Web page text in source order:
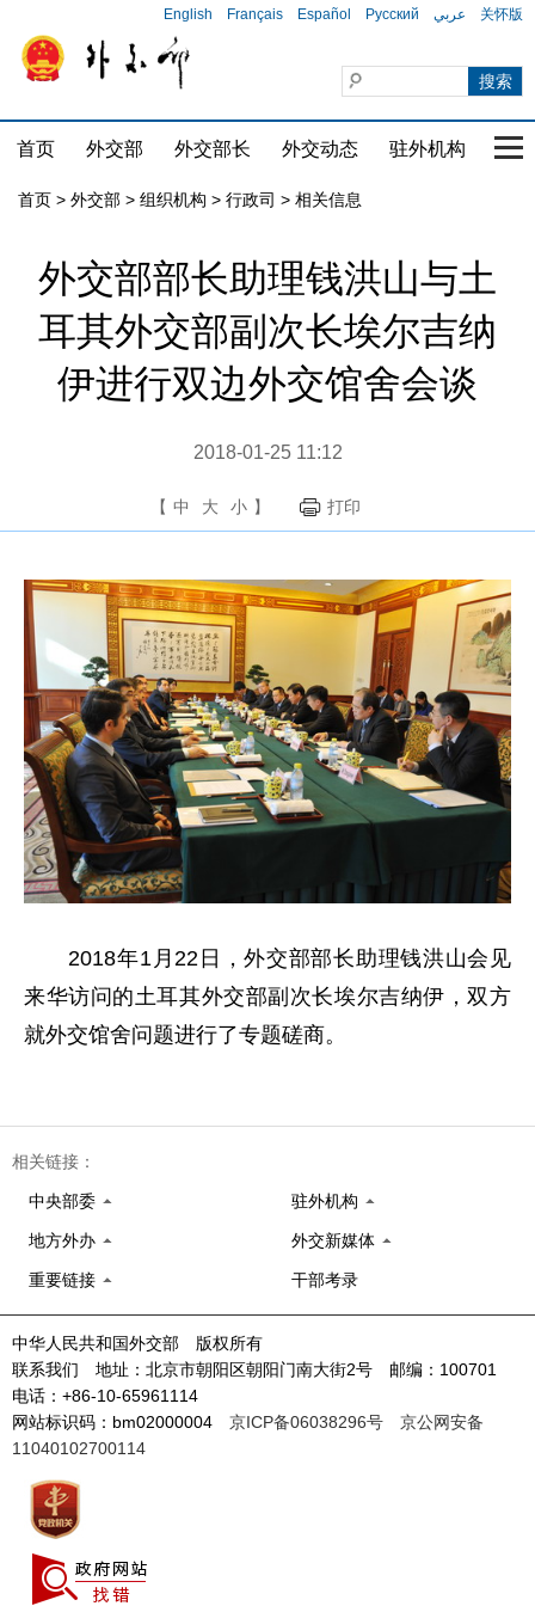
English Français Español Русский عربي 关怀版
首页 外交部 外交部长 外交动态 驻外机构 国
首页 > 外交部 > 组织机构 > 行政司 > 相关信息
外交部部长助理钱洪山与土
耳其外交部副次长埃尔吉纳
伊进行双边外交馆舍会谈
2018-01-25 11:12
【 中 大 小 】 打印
2018年1月22日，外交部部长助理钱洪山会见
来华访问的土耳其外交部副次长埃尔吉纳伊，双方
就外交馆舍问题进行了专题磋商。
相关链接：
中央部委 驻外机构
地方外办 外交新媒体
重要链接 干部考录
中华人民共和国外交部 版权所有
联系我们 地址：北京市朝阳区朝阳门南大街2号 邮编：100701
电话：+86-10-65961114
网站标识码：bm02000004 京ICP备06038296号
京公网安备
11040102700114